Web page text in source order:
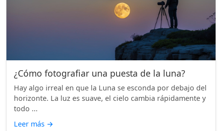
¿Cómo fotografiar una puesta de la luna?
Hay algo irreal en que la Luna se esconda por debajo del
horizonte. La luz es suave, el cielo cambia rápidamente y
todo ...
Leer más →